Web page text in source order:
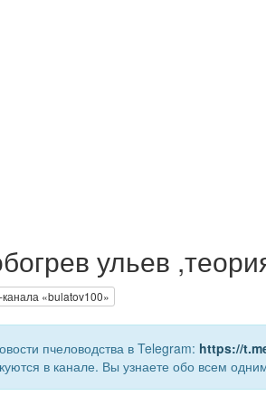
ульев
«bulatov100»
пчеловодства в Telegram: https://
в канале. Вы узнаете обо всем